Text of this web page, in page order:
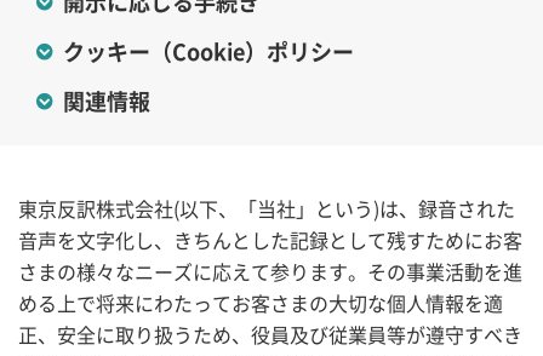
クッキー（Cookie） ポリシー
関連情報
東京反訳株式会社(以下、「当社」という)は、録音された
音声を文字化し、きちんとした記録として残すためにお客
さまの様々なニーズに応えて参ります。その事業活動を進
める上で将来にわたってお客さまの大切な個人情報を適
正、安全に取り扱うため、役員及び従業員等が遵守すべき